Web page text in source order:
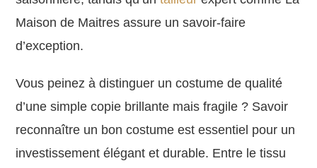
Maison de Maitres assure un savoir-faire
d’exception.
Vous peinez à distinguer un costume de qualité
d’une simple copie brillante mais fragile ? Savoir
reconnaître un bon costume est essentiel pour un
investissement élégant et durable. Entre le tissu